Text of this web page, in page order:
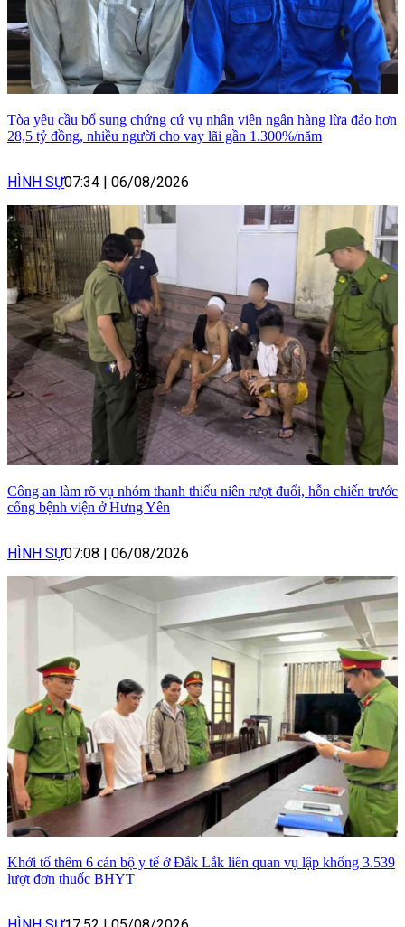
Tòa yêu cầu bổ sung chứng cứ vụ nhân viên ngân hàng lừa đảo hơn
28,5 tỷ đồng, nhiều người cho vay lãi gần 1.300%/năm
HÌNH SỰ07:34 06/08/2026
Công an làm rõ vụ nhóm thanh thiếu niên rượt đuổi, hỗn chiến trước
cổng bệnh viện ở Hưng Yên
HÌNH SỰ07:08 06/08/2026
Khởi tố thêm 6 cán bộ y tế ở Đắk Lắk liên quan vụ lập khống 3.539
lượt đơn thuốc BHYT